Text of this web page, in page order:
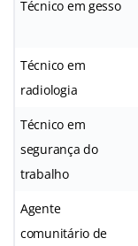
Técnico em gesso
Técnico em
radiologia
Técnico em
segurança do
trabalho
Agente
comunitário de